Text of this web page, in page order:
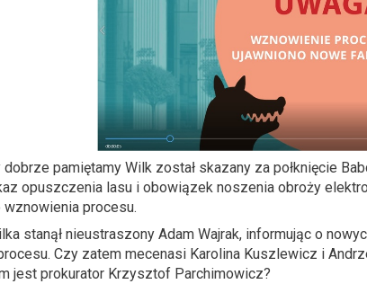
pamiętamy Wilk został skazany za połknięcie
opuszczenia lasu i obowiązek noszenia obroży
procesu.
stanął nieustraszony Adam Wajrak, informując o
Czy zatem mecenasi Karolina Kuszlewicz i
jest prokurator Krzysztof Parchimowicz?